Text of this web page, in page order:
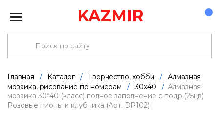
KAZMIR
Главная / Каталог / Творчество, хобби /
Алмазная
мозаика, рисование по номерам
/ 30х40 / Алмазная
мозаика 30*40 (класс) полное заполнение c подр.(25цв)
Розовые пионы и клубника (Арт. DP102)